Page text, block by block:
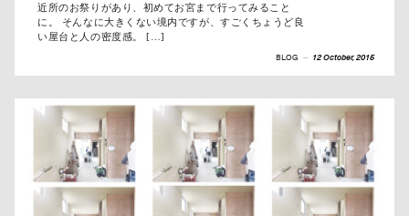
近所のお祭りがあり、初めてお宮まで行ってみること
に。 そんなに大きくない境内ですが、すごくちょうど良
い屋台と人の密度感。 […]
BLOG -- 12 October, 2015